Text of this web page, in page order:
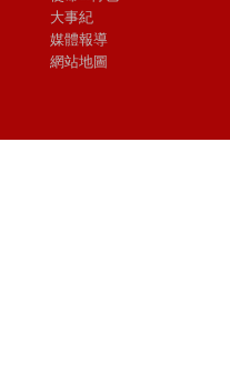
大事紀
媒體報導
網站地圖